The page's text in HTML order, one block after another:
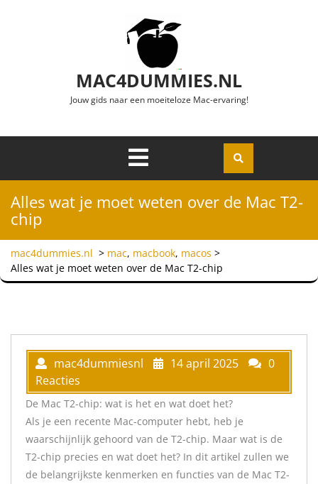
MAC4DUMMIES.NL
Jouw gids naar een moeiteloze Mac-ervaring!
Openen
Alles wat je moet weten over de Mac T2-
chip
mac4dummies.nl > mac, macbook, macos >
Alles wat je moet weten over de Mac T2-chip
mac4dummiesnl 14 april 2025
0
Reacties
De Mac T2-chip: wat is het en wat doet het?
Als je een recente Mac-computer hebt, heb je
waarschijnlijk gehoord van de T2-chip. Maar wat is de
T2-chip precies en wat doet het? In dit artikel zullen we
de belangrijkste kenmerken en functies van de Mac T2-